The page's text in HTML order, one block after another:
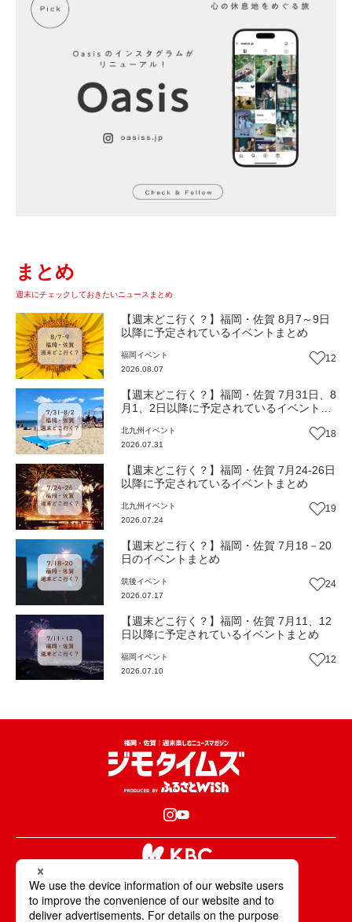
まとめ
週末にチェックしておきたいニュースまとめ
【週末どこ行く？】福岡・佐賀 8月7～9日
以降に予定されているイベントまとめ
福岡 イベント
2026.08.07
12
【週末どこ行く？】福岡・佐賀 7月31日、8
月1、2日以降に予定されているイベントま
北九州 イベント
2026.07.31
18
【週末どこ行く？】福岡・佐賀 7月24-26日
以降に予定されているイベントまとめ
北九州 イベント
2026.07.24
19
【週末どこ行く？】福岡・佐賀 7月18－20
日のイベントまとめ
筑後イベント
2026.07.17
24
【週末どこ行く？】福岡・佐賀 7月11、12
日以降に予定されているイベントまとめ
福岡 イベント
2026.07.10
12
KBCが取材・撮影した情報・映像は国内外の
テレビ・ラジオ・インターネットなどで放送・配信します。
All Rights Reserved. Copyright © KBC Co.,Ltd.